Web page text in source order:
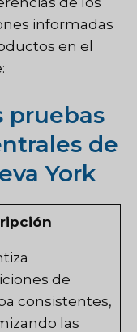
informadas
en el
pruebas
de
York
de
consistentes,
las